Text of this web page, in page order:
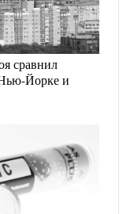
сравнил
Йорке и